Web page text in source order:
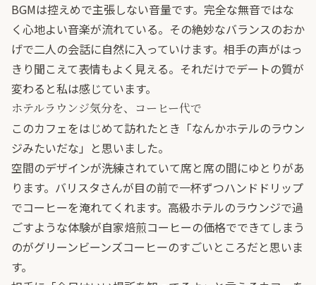
BGMは控えめで主張しない音量です。完全な無音ではな
く心地よい音楽が流れている。その絶妙なバランスのおか
げで二人の会話に自然に入っていけます。相手の声がはっ
きり聞こえて表情もよく見える。それだけでデートの質が
変わると私は感じています。
ホテルラウンジ気分を、コーヒー代で
このカフェをはじめて訪れたとき「なんかホテルのラウン
ジみたいだな」と思いました。
空間のデザインが洗練されていて席と席の間にゆとりがあ
ります。バリスタさんが目の前で一杯ずつハンドドリップ
でコーヒーを淹れてくれます。高級ホテルのラウンジで過
ごすような体験が自家焙煎コーヒーの価格でできてしまう
のがグリーンビーンズコーヒーのすごいところだと思いま
す。